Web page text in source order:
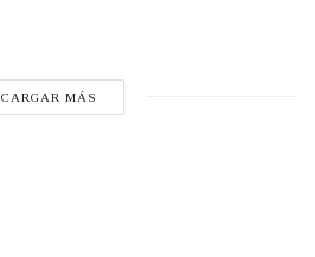
CARGAR MÁS